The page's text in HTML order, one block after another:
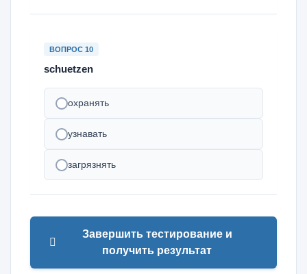
ВОПРОС 10
schuetzen
охранять
узнавать
загрязнять
Завершить тестирование и
получить результат